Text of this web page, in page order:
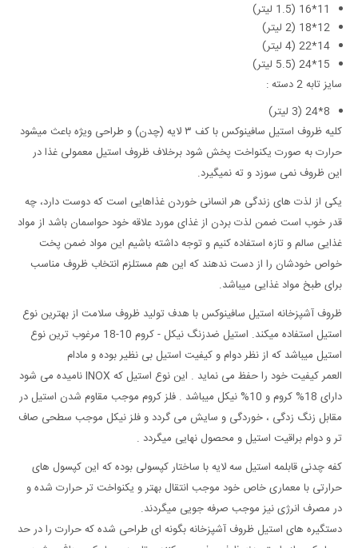
11*16 (1.5 لیتر)
12*18 (2 لیتر)
14*22 (4 لیتر)
15*24 (5.5 لیتر)
سایز تابه 2 دسته :
8*24 (3 لیتر)
کلیه ظروف استیل سافینوکس با کف ۳ لایه (چدن) و طراحی ویژه باعث میشود
حرارت به صورت یکنواخت پخش شود برخلاف ظروف استیل معمولی غذا در
این ظروف نمی سوزد و ته نمیگیرد.
یکی از لذت های زندگی هر انسانی خوردن غذاهایی است که دوست دارد، چه
قدر خوب است ضمن لذت بردن از غذای مورد علاقه خود حواسمان باشد از مواد
غذایی سالم و تازه استفاده کنیم و توجه داشته باشیم این مواد ضمن پخت
خواص خودشان را از دست ندهند که این هم مستلزم انتخاب ظروف مناسب
برای طبخ مواد غذایی میباشد.
ظروف آشپزخانه استیل سافینوکس با هدف تولید ظروف سلامت از بهترین نوع
استیل استفاده میکند. استیل ضدزنگ نیکل - کروم 10-18 مرغوب ترین نوع
استیل میباشد که از نظر دوام و کیفیت استیل بی نظیر بوده و مادام
العمر کیفیت خود را حفظ می نماید . این نوع استیل که INOX نامیده می شود
دارای 18% کروم و 10% نیکل میباشد . فلز کروم موجب مقاوم شدن استیل در
مقابل زنگ زدگی ، خوردگی و سایش می گردد و فلز نیکل موجب سطحی صاف
تر و دوام براقیت استیل و محصول نهایی میگردد .
کفه چدنی قابلمه استیل سه لایه با ساختار کپسولی بوده که این کپسول های
حرارتی با معماری خاص خود موجب انتقال بهتر و یکنواخت تر حرارت شده و
در مصرف انرژی نیز موجب صرفه جویی میگردند.
دستگیره های استیل ظروف آشپزخانه بگونه ای طراحی شده که حرارت را در حد